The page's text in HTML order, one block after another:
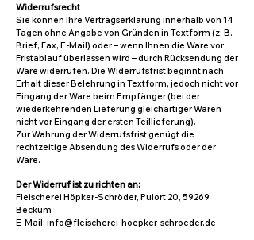
Widerrufsrecht
Sie können Ihre Vertragserklärung innerhalb von 14
Tagen ohne Angabe von Gründen in Textform (z. B.
Brief, Fax, E-Mail) oder – wenn Ihnen die Ware vor
Fristablauf überlassen wird – durch Rücksendung der
Ware widerrufen. Die Widerrufsfrist beginnt nach
Erhalt dieser Belehrung in Textform, jedoch nicht vor
Eingang der Ware beim Empfänger (bei der
wiederkehrenden Lieferung gleichartiger Waren
nicht vor Eingang der ersten Teillieferung).
Zur Wahrung der Widerrufsfrist genügt die
rechtzeitige Absendung des Widerrufs oder der
Ware.
Der Widerruf ist zu richten an:
Fleischerei Höpker-Schröder, Pulort 20, 59269
Beckum
E-Mail: info@fleischerei-hoepker-schroeder.de